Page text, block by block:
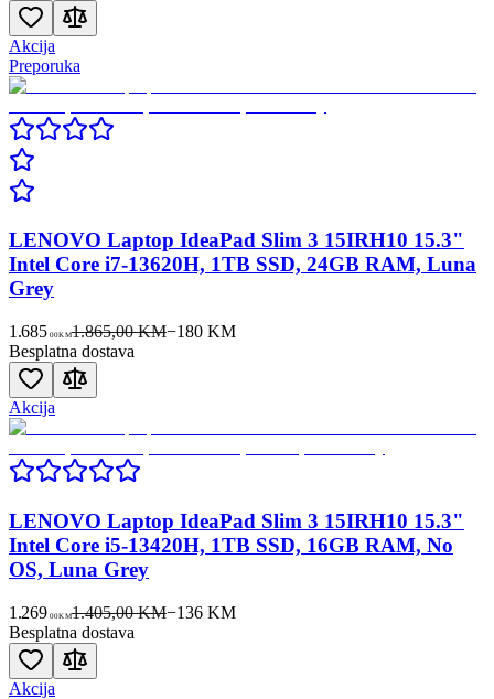
Akcija
Preporuka
LENOVO Laptop IdeaPad Slim 3 15IRH10 15.3"
Intel Core i7-13620H, 1TB SSD, 24GB RAM, Luna
Grey
1.685 00KM1.865,00 KM−180KM
Besplatna dostava
Akcija
LENOVO Laptop IdeaPad Slim 3 15IRH10 15.3"
Intel Core i5-13420H, 1TB SSD, 16GB RAM, No
OS, Luna Grey
1.269 00KM1.405,00 KM−136KM
Besplatna dostava
Akcija